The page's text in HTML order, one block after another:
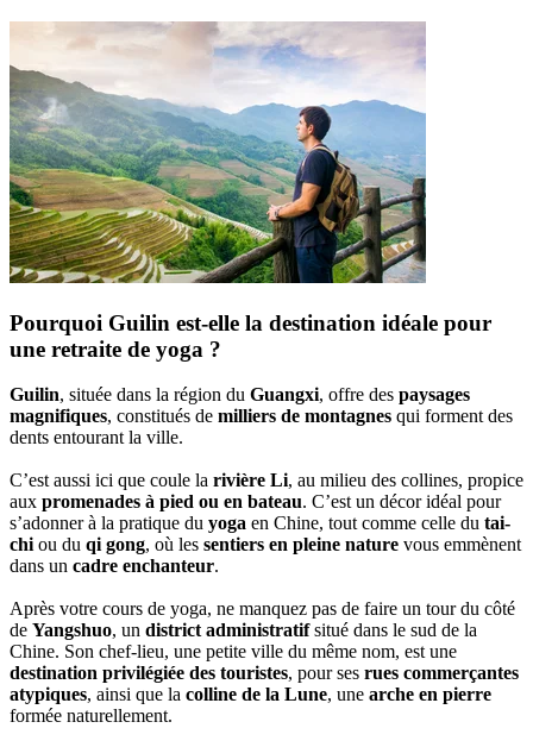
Pourquoi Guilin est-elle la destination idéale pour
une retraite de yoga ?
Guilin, située dans la région du Guangxi, offre des paysages
magnifiques, constitués de milliers de montagnes qui forment des
dents entourant la ville.
C’est aussi ici que coule la rivière Li, au milieu des collines, propice
aux promenades à pied ou en bateau. C’est un décor idéal pour
s’adonner à la pratique du yoga en Chine, tout comme celle du tai-
chiou du qi gong, où les sentiers en pleine nature vous emmènent
dans un cadre enchanteur.
Après votre cours de yoga, ne manquez pas de faire un tour du côté
de Yangshuo, un district administratifsitué dans le sud de la
Chine. Son chef-lieu, une petite ville du même nom, est une
destination privilégiée des touristes, pour ses rues commerçantes
atypiques, ainsi que la colline de la Lune, une arche en pierre
formée naturellement.